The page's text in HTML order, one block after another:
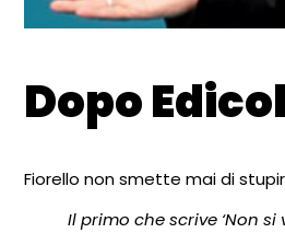
Dopo
Fiorello non smette mai di
Il primo che scrive ‘Non